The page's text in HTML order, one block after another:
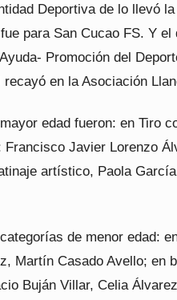
Deportiva de lo llevó
para San Cucao FS. Y el
Promoción del
en la Asociación
edad fueron: en Tiro
Javier Lorenzo
artístico, Paola
de menor edad:
Martín Casado Avello; en
Buján Villar, Celia